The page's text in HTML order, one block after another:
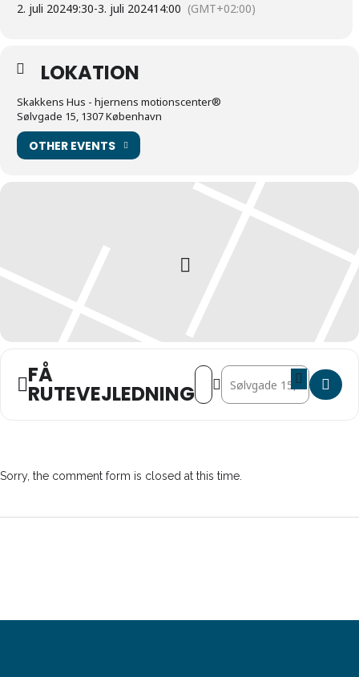
2. juli 20249:30-3. juli 202414:00 (GMT+02:00)
LOKATION
Skakkens Hus - hjernens motionscenter®
Sølvgade 15, 1307 København
OTHER EVENTS
FÅ
RUTEVEJLEDNING
Address - BRAIN BOOSTER
Destination Address -
Sorry, the comment form is closed at this time.